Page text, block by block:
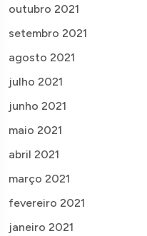
outubro 2021
setembro 2021
agosto 2021
julho 2021
junho 2021
maio 2021
abril 2021
março 2021
fevereiro 2021
janeiro 2021